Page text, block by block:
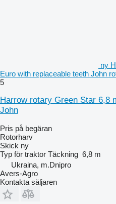
ny
Euro with replaceable teeth John
5
Harrow rotary Green Star 6,8
John
Pris på begäran
Rotorharv
Skick ny
Typ för traktor Täckning 6,8 m
Ukraina, m.Dnipro
Avers-Agro
Kontakta säljaren